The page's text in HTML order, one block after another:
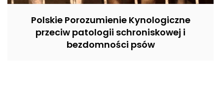
Polskie Porozumienie Kynologiczne
przeciw patologii schroniskowej i
bezdomności psów